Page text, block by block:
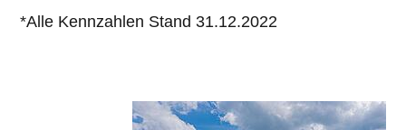
*Alle Kennzahlen Stand 31.12.2022